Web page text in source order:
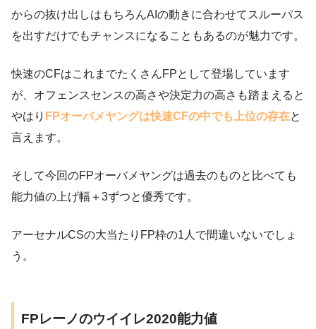
からの抜け出しはもちろんAIの動きに合わせてスルーパス
を出すだけでもチャンスになることもあるのが魅力です。
快速のCFはこれまでたくさんFPとして登場しています
が、オフェンスセンスの高さや決定力の高さも踏まえると
やはり FPオーバメヤングは快速CFの中でも上位の存在と
言えます。
そして今回のFPオーバメヤングは過去のものと比べても
能力値の上げ幅＋3ずつと優秀です。
アーセナルCSの大当たりFP枠の1人で間違いないでしょ
う。
FPレーノのウイイレ2020能力値